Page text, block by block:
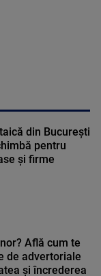
din București
pentru
și firme
Află cum te
de advertoriale
și încrederea